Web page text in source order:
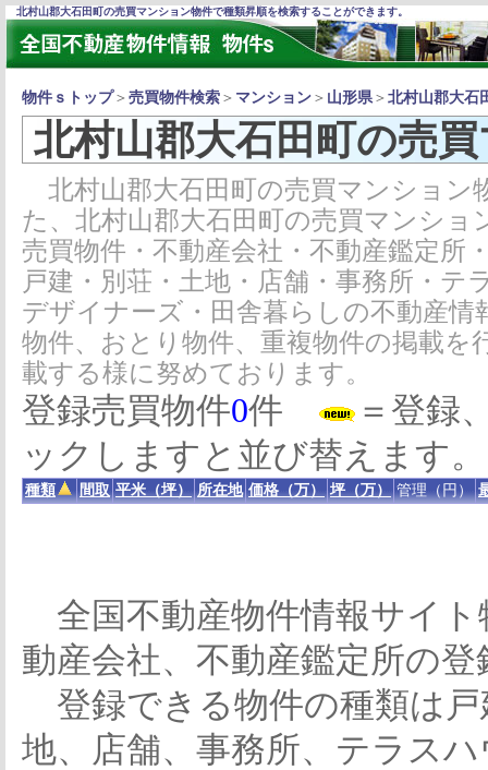
北村山郡大石田町の売買マンション物件で種類昇順を検索することができます。
物件ｓトップ＞ 売買物件検索 ＞ マンション ＞ 山形県＞ 北村山郡大石
北村山郡大石田町の売
北村山郡大石田町の売買マンション
た、北村山郡大石田町の売買マンシ
売買物件・不動産会社・不動産鑑定所
戸建・別荘・土地・店舗・事務所・
デザイナーズ・田舎暮らしの不動産
物件、おとり物件、重複物件の掲載
載する様に努めております。
登録売買物件0件
＝登録
ックしますと並び替えます。
種類 間取 平米（坪） 所在地 価格（万） 坪（万） 管理（円）
全国不動産物件情報サイト
動産会社、不動産鑑定所の
登録できる物件の種類は
地、店舗、事務所、テラス